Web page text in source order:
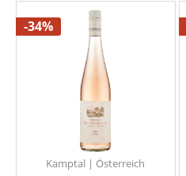
-34%
Kamptal | Österreich